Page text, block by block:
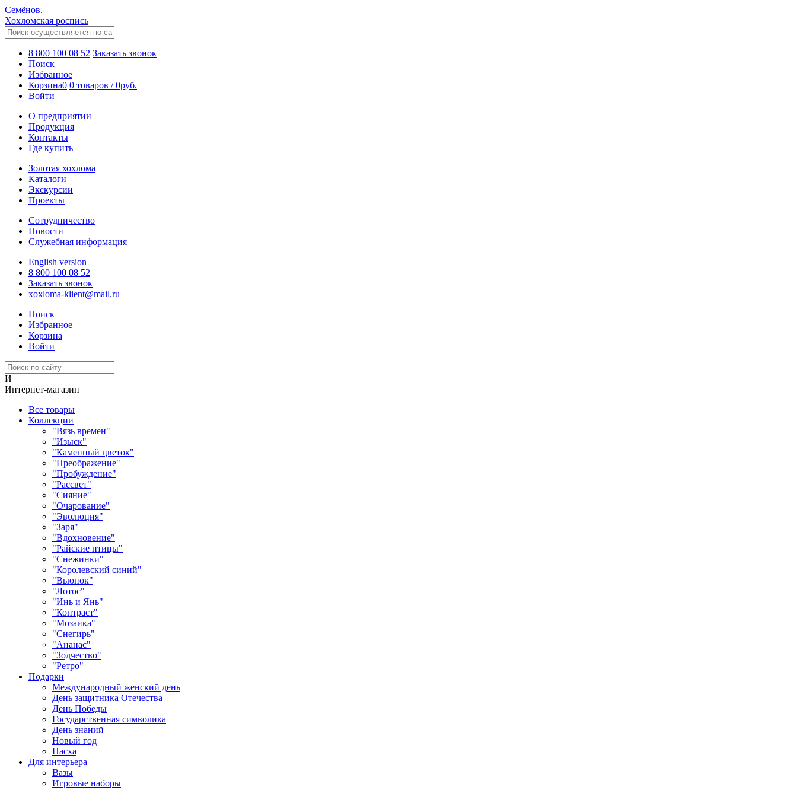
Семёнов.
Хохломская роспись
8 800 100 08 52 Заказать звонок
Поиск
Избранное
Корзина0 0 товаров /0руб.
Войти
О предприятии
Продукция
Контакты
Где купить
Золотая хохлома
Каталоги
Экскурсии
Проекты
Сотрудничество
Новости
Служебная информация
English version
8 800 100 08 52
Заказать звонок
xoxloma-klient@mail.ru
Поиск
Избранное
Корзина
Войти
И
Интернет-магазин
Все товары
Коллекции
"Вязь времен"
"Изыск"
"Каменный цветок"
"Преображение"
"Пробуждение"
"Рассвет"
"Сияние"
"Очарование"
"Эволюция"
"Заря"
"Вдохновение"
"Райские птицы"
"Снежинки"
"Королевский синий"
"Вьюнок"
"Лотос"
"Инь и Янь"
"Контраст"
"Мозаика"
"Снегирь"
"Ананас"
"Зодчество"
"Ретро"
Подарки
Международный женский день
День защитника Отечества
День Победы
Государственная символика
День знаний
Новый год
Пасха
Для интерьера
Вазы
Игровые наборы